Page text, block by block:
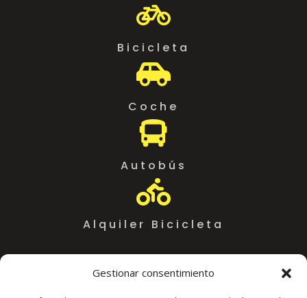
Gestionar consentimiento

Bicicleta

Coche

Autobús

Alquiler Bicicleta